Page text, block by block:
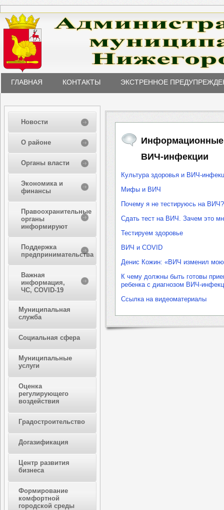
ГЛАВНАЯ КОНТАКТЫ ЭКСТРЕННОЕ
Новости
О районе
Органы власти
Экономика и
финансы
Правоохранительные
органы
информируют
Поддержка
предпринимательства
Важная
информация,
ЧС, COVID-19
Муниципальная
служба
Социальная сфера
Муниципальные
услуги
Оценка
регулирующего
воздействия
Градостроительство
Догазификация
Центр развития
бизнеса
Формирование
комфортной
городской среды
Информационные
ВИЧ-инфекции
Культура здоровья и ВИЧ-
Мифы и ВИЧ
Почему я не тестируюсь на ВИЧ?
Сдать тест на ВИЧ. Зачем это
Тестируем здоровье
ВИЧ и COVID
Денис Кожин: «ВИЧ изменил
К чему должны быть готовы
ребенка с диагнозом ВИЧ-
Ссылка на видеоматериалы